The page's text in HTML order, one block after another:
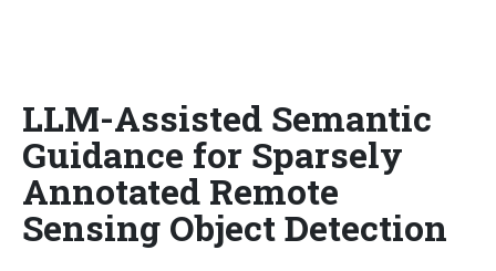
LLM-Assisted Semantic
Guidance for Sparsely
Annotated Remote
Sensing Object Detection